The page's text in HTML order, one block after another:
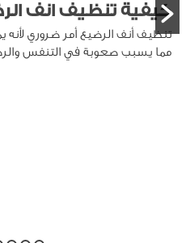
كيفية تنظيف انف
تنظيف أنف الرضيع أمر ضروري لأنه
مما يسبب صعوبة في التنفس